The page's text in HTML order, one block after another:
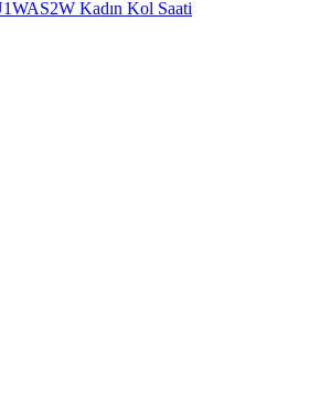
Kadın Kol Saati